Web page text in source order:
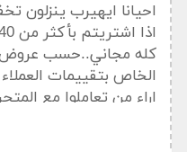
احيانا ايهيرب ينزلون
كله مجاني..حسب عروض
اراء من تعاملوا مع
ستستفيد كثيرا و
لك ام لا . لمعرفة اذا